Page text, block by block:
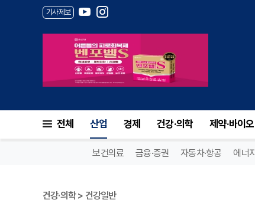
기사제보
전체 산업 경제 건강·의학 제약·바이오
보건의료 금융·증권 자동차·항공 에너지
건강·의학 > 건강일반